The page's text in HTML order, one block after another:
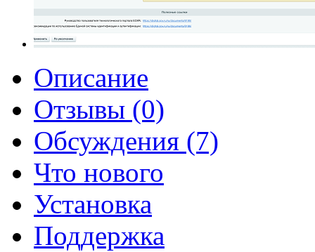
Описание
Отзывы (0)
Обсуждения (7)
Что нового
Установка
Поддержка